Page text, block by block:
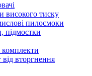
високого тиску
пилосмоки
підмостки
комплекти
від вторгнення